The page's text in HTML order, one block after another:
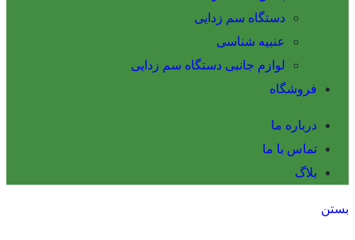
دستگاه سم زدایی
عنبیه شناسی
لوازم جانبی دستگاه سم زدایی
فروشگاه
درباره ما
تماس با ما
بلاگ
بستن